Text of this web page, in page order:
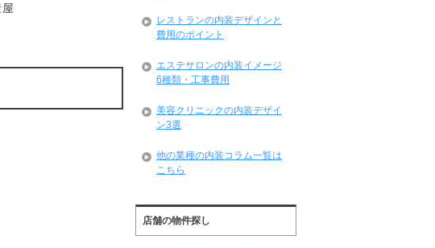
レストランの内装デザインと
費用のポイント
エステサロンの内装イメージ
6種類・工事費用
美容クリニックの内装デザイ
ン3選
他の業種の内装コラム一覧は
こちら
店舗の物件探し